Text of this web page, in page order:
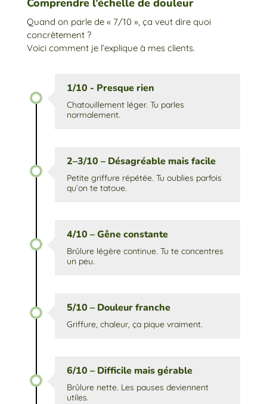
Comprendre l’échelle de douleur
Quand on parle de « 7/10 », ça veut dire quoi
concrètement ?
Voici comment je l’explique à mes clients.
1/10 - Presque rien
Chatouillement léger. Tu parles
normalement.
2–3/10 – Désagréable mais facile
Petite griffure répétée. Tu oublies parfois
qu’on te tatoue.
4/10 – Gêne constante
Brûlure légère continue. Tu te concentres
un peu.
5/10 – Douleur franche
Griffure, chaleur, ça pique vraiment.
6/10 – Difficile mais gérable
Brûlure nette. Les pauses deviennent
utiles.